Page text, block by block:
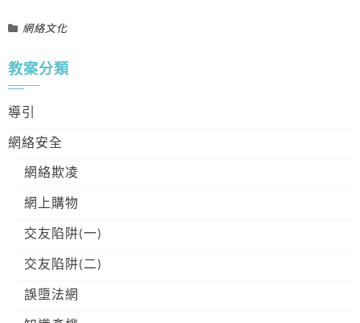
網絡文化
教案分類
導引
網絡安全
網絡欺凌
網上購物
交友陷阱(一)
交友陷阱(二)
誤墮法網